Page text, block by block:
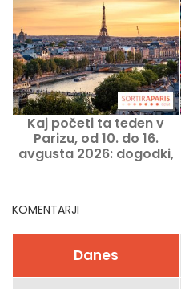
Kaj početi ta teden v
Parizu, od 10. do 16.
avgusta 2026: dogodki,
KOMENTARJI
Danes